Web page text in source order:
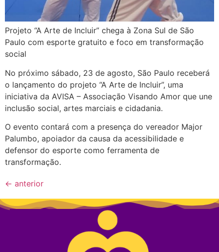
Projeto “A Arte de Incluir” chega à Zona Sul de São
Paulo com esporte gratuito e foco em transformação
social
No próximo sábado, 23 de agosto, São Paulo receberá
o lançamento do projeto “A Arte de Incluir”, uma
iniciativa da AVISA – Associação Visando Amor que une
inclusão social, artes marciais e cidadania.
O evento contará com a presença do vereador Major
Palumbo, apoiador da causa da acessibilidade e
defensor do esporte como ferramenta de
transformação.
← anterior